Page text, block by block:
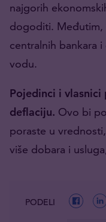
najgorih
dogoditi. Međutim,
centralnih bankara
vodu.
Pojedinci i
deflaciju. Ovo bi
poraste u
više dobara i
PODELI